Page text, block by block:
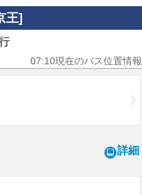
王]
07:10現在のバス位置情報
詳細